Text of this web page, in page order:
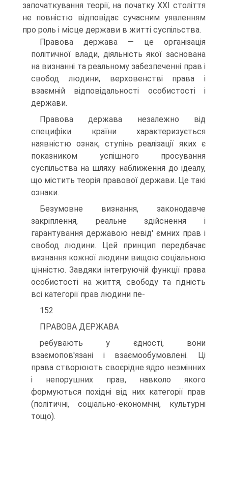
започаткування теорії, на початку XXI століття
не повністю відповідає сучасним уявленням
про роль і місце держави в житті суспільства.
Правова держава — це організація
політичної влади, діяльність якої заснована
на визнанні та реальному забезпеченні прав і
свобод людини, верховенстві права і
взаємній відповідальності особистості і
держави.
Правова держава незалежно від
специфіки країни характеризується
наявністю ознак, ступінь реалізації яких є
показником успішного просування
суспільства на шляху наближення до ідеалу,
що містить теорія правової держави. Це такі
ознаки.
Безумовне визнання, законодавче
закріплення, реальне здійснення і
гарантування державою невід' ємних прав і
свобод людини. Цей принцип передбачає
визнання кожної людини вищою соціальною
цінністю. Завдяки інтегруючій функції права
особистості на життя, свободу та гідність
всі категорії прав людини пе-
152
ПРАВОВА ДЕРЖАВА
ребувають у єдності, вони
взаємопов'язані і взаємообумовлені. Ці
права створюють своєрідне ядро незмінних
і непорушних прав, навколо якого
формуються похідні від них категорії прав
(політичні, соціально-економічні, культурні
тощо).